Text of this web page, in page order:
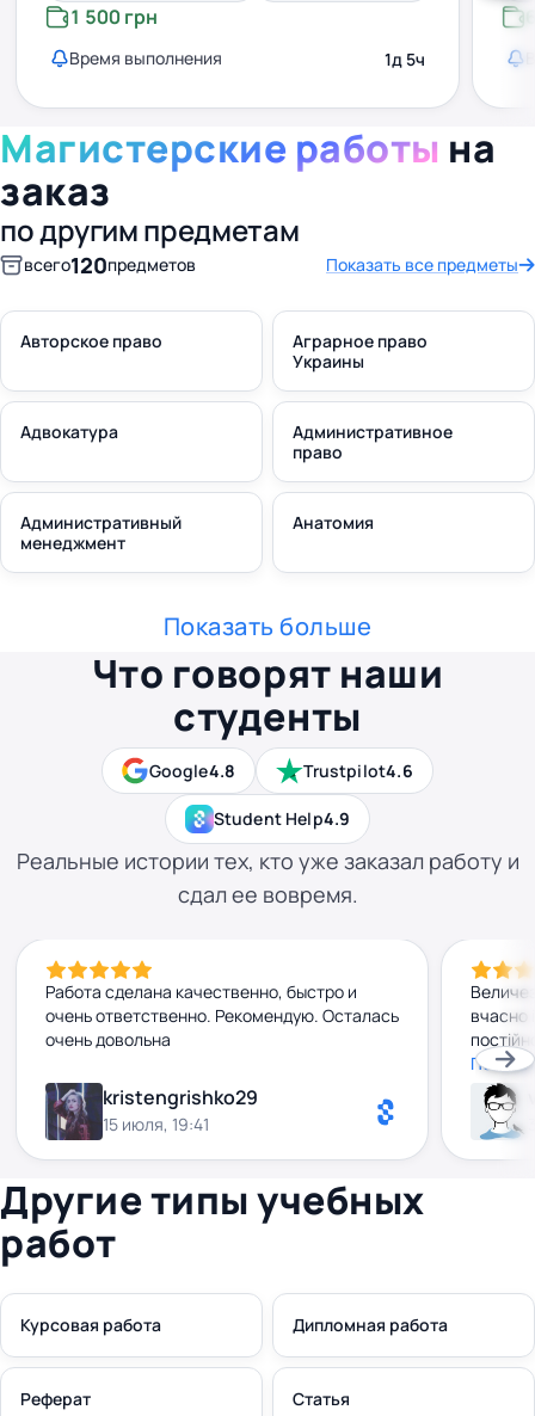
1 500 грн
Время выполнения 1д 5ч
Магистерские работы на
заказ
по другим предметам
всего120предметов Показать все предметы
Авторское право
Аграрное право
Украины
Адвокатура
Административное
право
Административный
менеджмент
Анатомия
Показать больше
Google4.8 Trustpilot4.6
Student Help4.9
Что говорят наши
студенты
Реальные истории тех, кто уже заказал работу и
сдал ее вовремя.
Работа сделана качественно, быстро и
очень ответственно. Рекомендую. Осталась
очень довольна
kristengrishko29
15 июля, 19:41
вчасно
на всі
Другие типы учебных
работ
Курсовая работа Дипломная работа
Реферат Статья